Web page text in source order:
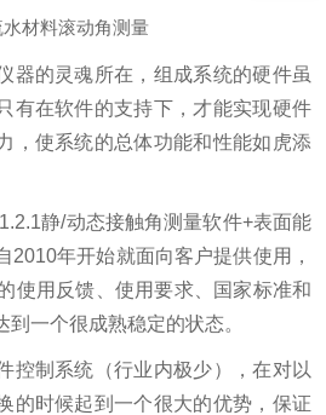
器的灵魂所在，组成系统的硬件虽
有在软件的支持下，才能实现硬件
，使系统的总体功能和性能如虎添
静/动态接触角测量软件+表面能
2010年开始就面向客户提供使用，
使用反馈、使用要求、国家标准和
一个很成熟稳定的状态。
控制系统（行业内极少），在对以
的时候起到一个很大的优势，保证